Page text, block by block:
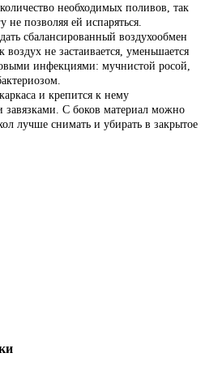
необходимых поливов, так
не позволяя ей испаряться.
сбалансированный воздухообмен
не застаивается, уменьшается
инфекциями: мучнистой росой,
и крепится к нему
С боков материал можно
лучше снимать и убирать в закрытое